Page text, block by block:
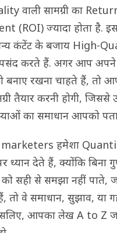
वाली सामग्री का
(ROI) ज्यादा होता है.
कंटेंट के बजाय High-
पसंद करते हैं. अगर आप अपने
बनाए रखना चाहते हैं, तो
तैयार करनी होगी, जिससे
का समाधान आपको
हमेशा
ध्यान देते हैं, क्योंकि बिना
को सही से समझा नहीं
वे समाधान, सुझाव, या
आपका लेख A to Z